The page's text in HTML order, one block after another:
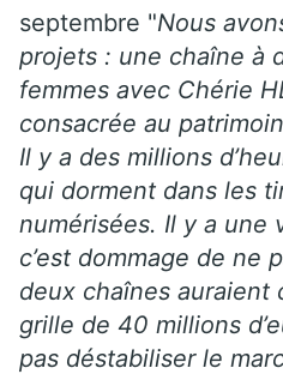
septembre "Nous
projets : une chaîne à
femmes avec Chérie
consacrée au
Il y a des millions
qui dorment dans les
numérisées. Il y a une
c’est dommage de ne
deux chaînes auraient
grille de 40 millions
pas déstabiliser le